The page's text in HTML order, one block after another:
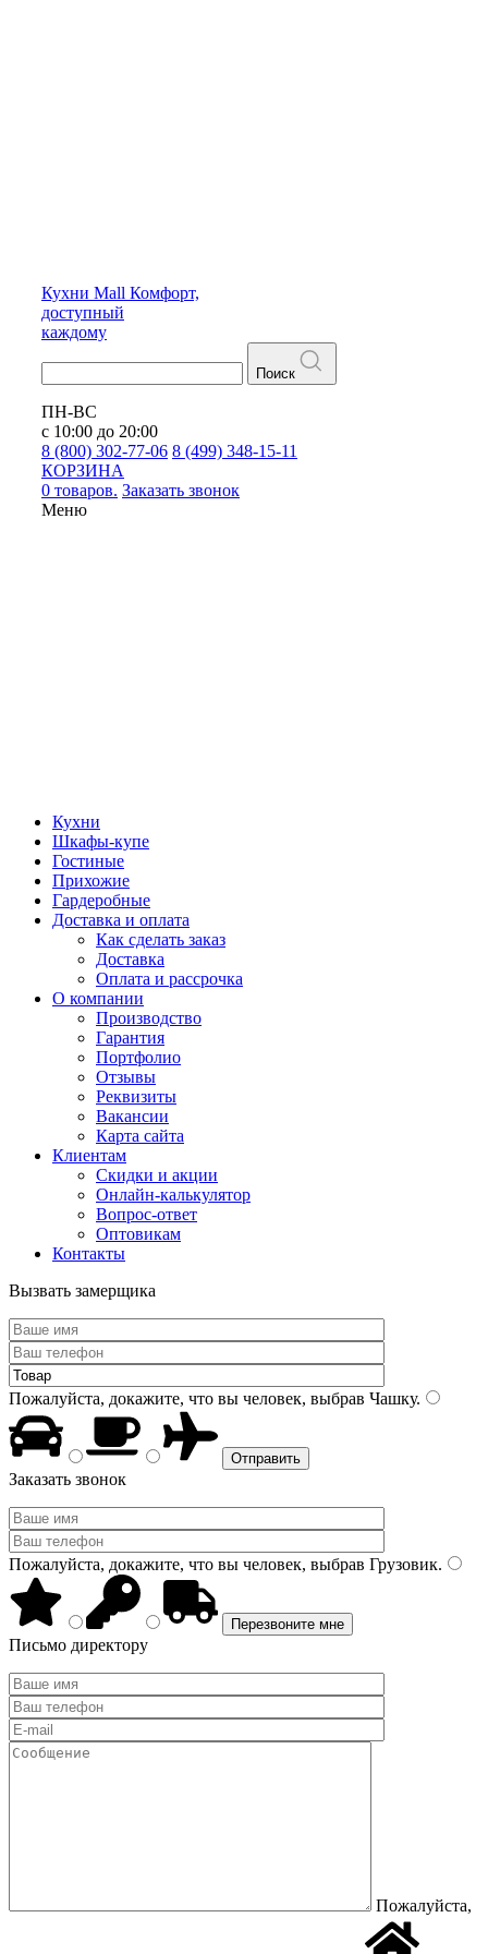
Кухни Mall Комфорт,
доступный
каждому
Поиск
ПН-ВС
с 10:00 до 20:00
8 (800) 302-77-06 8 (499) 348-15-11
КОРЗИНА
0 товаров. Заказать звонок
Меню
Кухни
Шкафы-купе
Гостиные
Прихожие
Гардеробные
Доставка и оплата
Как сделать заказ
Доставка
Оплата и рассрочка
О компании
Производство
Гарантия
Портфолио
Отзывы
Реквизиты
Вакансии
Карта сайта
Клиентам
Скидки и акции
Онлайн-калькулятор
Вопрос-ответ
Оптовикам
Контакты
Вызвать замерщика
Пожалуйста, докажите, что вы человек, выбрав Чашку.
Заказать звонок
Пожалуйста, докажите, что вы человек, выбрав Грузовик.
Письмо директору
Пожалуйста,